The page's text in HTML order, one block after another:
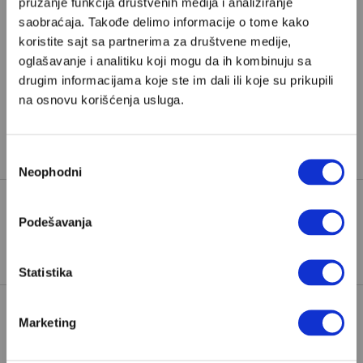
saobraćaja. Takođe delimo informacije o tome kako
koristite sajt sa partnerima za društvene medije,
oglašavanje i analitiku koji mogu da ih kombinuju sa
drugim informacijama koje ste im dali ili koje su prikupili
na osnovu korišćenja usluga.
сагласности
Neophodni
Podešavanja
Statistika
Marketing
odaberete jedan od planova pretplate.
Pretplata
Već imate nalog?